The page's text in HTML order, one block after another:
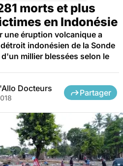
morts et plus
en Indonésie
une éruption volcanique a
indonésien de la Sonde
millier blessées selon le
Docteurs Partager